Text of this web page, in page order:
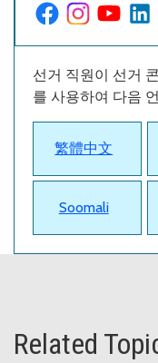
선거 직원이 선거
를 사용하여 다음
繁體中文
Soomali
Related